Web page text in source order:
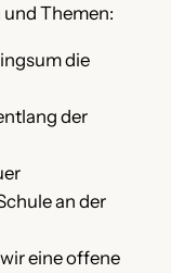
und Themen:
die
der
an der
eine offene